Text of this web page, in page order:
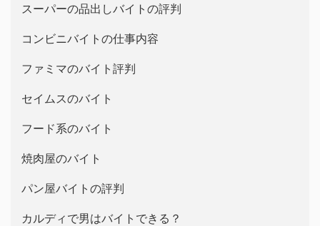
スーパーの品出しバイトの評判
コンビニバイトの仕事内容
ファミマのバイト評判
セイムスのバイト
フード系のバイト
焼肉屋のバイト
パン屋バイトの評判
カルディで男はバイトできる？